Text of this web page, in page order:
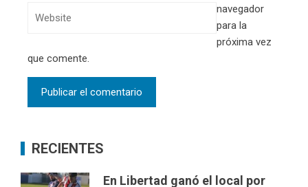
navegador
para la
próxima vez
que comente.
RECIENTES
En Libertad ganó el local por